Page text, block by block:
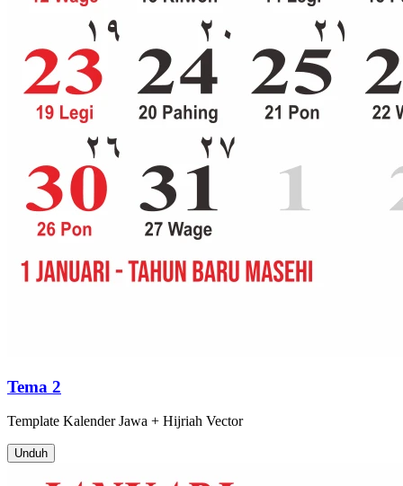
Tema 2
Template Kalender Jawa + Hijriah Vector
Unduh